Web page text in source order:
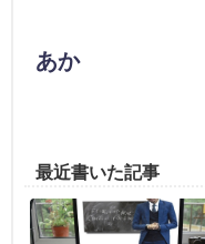
あか
最近書いた記事